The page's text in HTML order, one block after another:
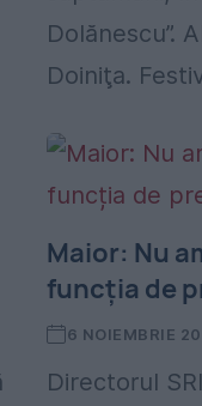
Dolănescu”.
Doiniţa.
Maior: Nu
funcția de
6 NOIEMBRIE
Directorul